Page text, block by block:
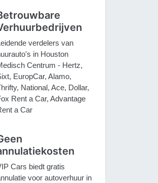
verdelers van
in Houston
Centrum - Hertz,
EuropCar, Alamo,
National, Ace, Dollar,
Rent a Car, Advantage
a Car
Cars biedt gratis
voor autoverhuur in